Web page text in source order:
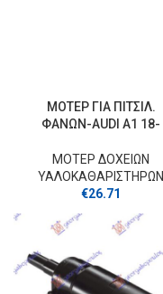
ΜΟΤΕΡ ΓΙΑ ΠΙΤΣΙΛ.
ΦΑΝΩΝ-AUDI A1 18-
ΜΟΤΕΡ ΔΟΧΕΙΩΝ
ΥΑΛΟΚΑΘΑΡΙΣΤΗΡΩΝ
€26.71